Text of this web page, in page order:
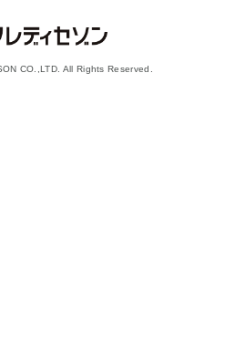
CO.,LTD. All Rights Reserved.